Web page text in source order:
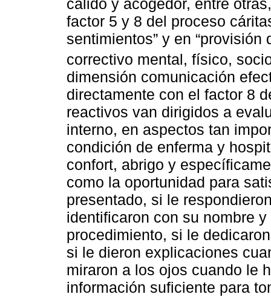
cálido y acogedor, entre
factor 5 y 8 del proceso
sentimientos” y en
correctivo mental, físico,
dimensión comunicación
directamente con el factor 8
reactivos van dirigidos a
interno, en aspectos tan
condición de enferma y
confort, abrigo y
como la oportunidad para
presentado, si le
identificaron con su nombre
procedimiento, si le
si le dieron explicaciones
miraron a los ojos cuando le
información suficiente para